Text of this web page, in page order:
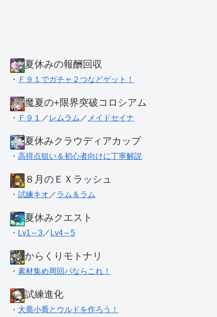
夏休みの報酬回収
・ Ｆ９１でガチャ２つなどゲット！
魔夏の+限界突破コロシアム
・ Ｆ９１ ／ レムラム ／ メイドセイナ
夏休みクラウディアカップ
・ 高得点狙い＆初心者向けに丁寧解説
８月のＥＸラッシュ
・ 試練キオ ／ラム＆ラム
夏休みクエスト
・ Lv1～3 ／ Lv4～5
からくりモトナリ
・ 素材集め周回パならこれ！
試練進化
・ 大喬小喬とウルドを作ろう！